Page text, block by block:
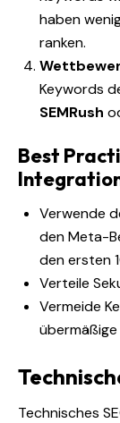
haben
ranken.
Keywords
SEMRush
Best
Verwende
den Meta-
den ersten
Verteile
Vermeide
Technisches